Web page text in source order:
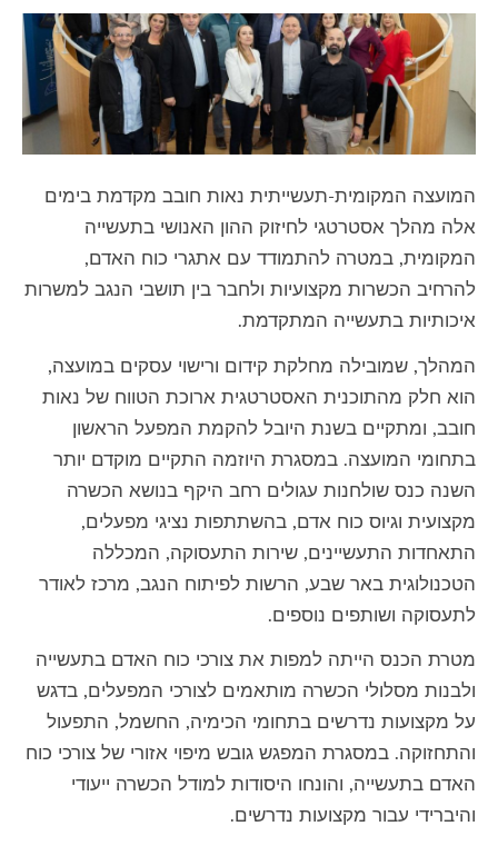
המועצה המקומית-תעשייתית נאות חובב מקדמת בימים
אלה מהלך אסטרטגי לחיזוק ההון האנושי בתעשייה
המקומית, במטרה להתמודד עם אתגרי כוח האדם,
להרחיב הכשרות מקצועיות ולחבר בין תושבי הנגב למשרות
איכותיות בתעשייה המתקדמת.
המהלך, שמובילה מחלקת קידום ורישוי עסקים במועצה,
הוא חלק מהתוכנית האסטרטגית ארוכת הטווח של נאות
חובב, ומתקיים בשנת היובל להקמת המפעל הראשון
בתחומי המועצה. במסגרת היוזמה התקיים מוקדם יותר
השנה כנס שולחנות עגולים רחב היקף בנושא הכשרה
מקצועית וגיוס כוח אדם, בהשתתפות נציגי מפעלים,
התאחדות התעשיינים, שירות התעסוקה, המכללה
הטכנולוגית באר שבע, הרשות לפיתוח הנגב, מרכז לאודר
לתעסוקה ושותפים נוספים.
מטרת הכנס הייתה למפות את צורכי כוח האדם בתעשייה
ולבנות מסלולי הכשרה מותאמים לצורכי המפעלים, בדגש
על מקצועות נדרשים בתחומי הכימיה, החשמל, התפעול
והתחזוקה. במסגרת המפגש גובש מיפוי אזורי של צורכי כוח
האדם בתעשייה, והונחו היסודות למודל הכשרה ייעודי
והיברידי עבור מקצועות נדרשים.